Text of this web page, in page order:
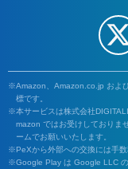
Amazon、Amazon.co.jp およ
標です。
本サービスは株式会社
mazon ではお受けしておりま
ームでお願いいたします。
PeXから外部への交換には手
Google Play は Google LLC の